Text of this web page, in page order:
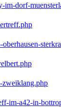
im-dorf-
zweiklang.php
im-a42-in-